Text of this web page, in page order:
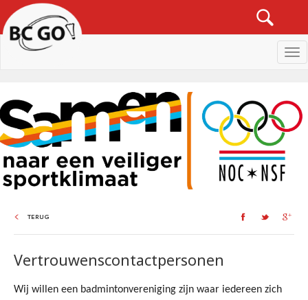
TERUG
Vertrouwenscontactpersonen
Wij willen een badmintonvereniging zijn waar iedereen zich